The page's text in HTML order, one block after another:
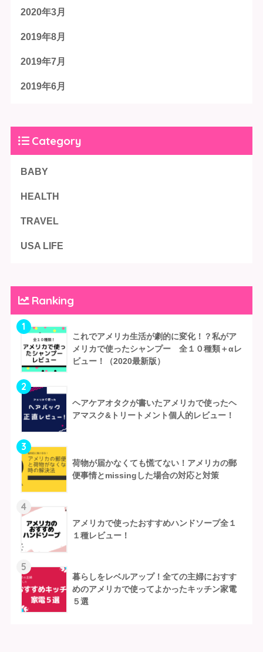
2020年3月
2019年8月
2019年7月
2019年6月
Category
BABY
HEALTH
TRAVEL
USA LIFE
Ranking
1
これでアメリカ生活が劇的に変化！？私がア
メリカで使ったシャンプー 全１０種類＋αレ
ビュー！（2020最新版）
2
ヘアケアオタクが書いたアメリカで使ったヘ
アマスク&トリートメント個人的レビュー！
3
荷物が届かなくても慌てない！アメリカの郵
便事情とmissingした場合の対応と対策
4
アメリカで使ったおすすめハンドソープ全１
１種レビュー！
5
暮らしをレベルアップ！全ての主婦におすす
めのアメリカで使ってよかったキッチン家電
５選